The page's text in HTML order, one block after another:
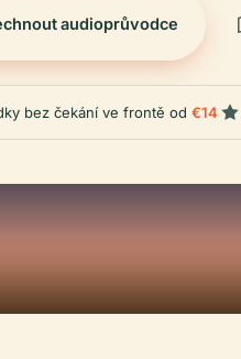
audioprůvodce
bez čekání ve frontě od€14